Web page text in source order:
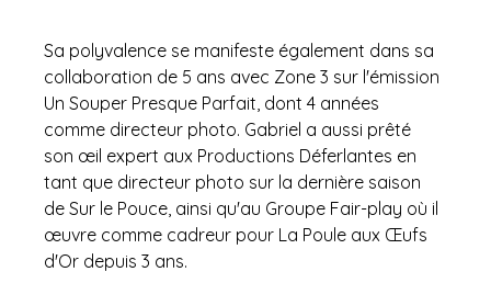
Sa polyvalence se manifeste également dans sa
collaboration de 5 ans avec Zone 3 sur l'émission
Un Souper Presque Parfait, dont 4 années
comme directeur photo. Gabriel a aussi prêté
son œil expert aux Productions Déferlantes en
tant que directeur photo sur la dernière saison
de Sur le Pouce, ainsi qu'au Groupe Fair-play où il
œuvre comme cadreur pour La Poule aux Œufs
d'Or depuis 3 ans.